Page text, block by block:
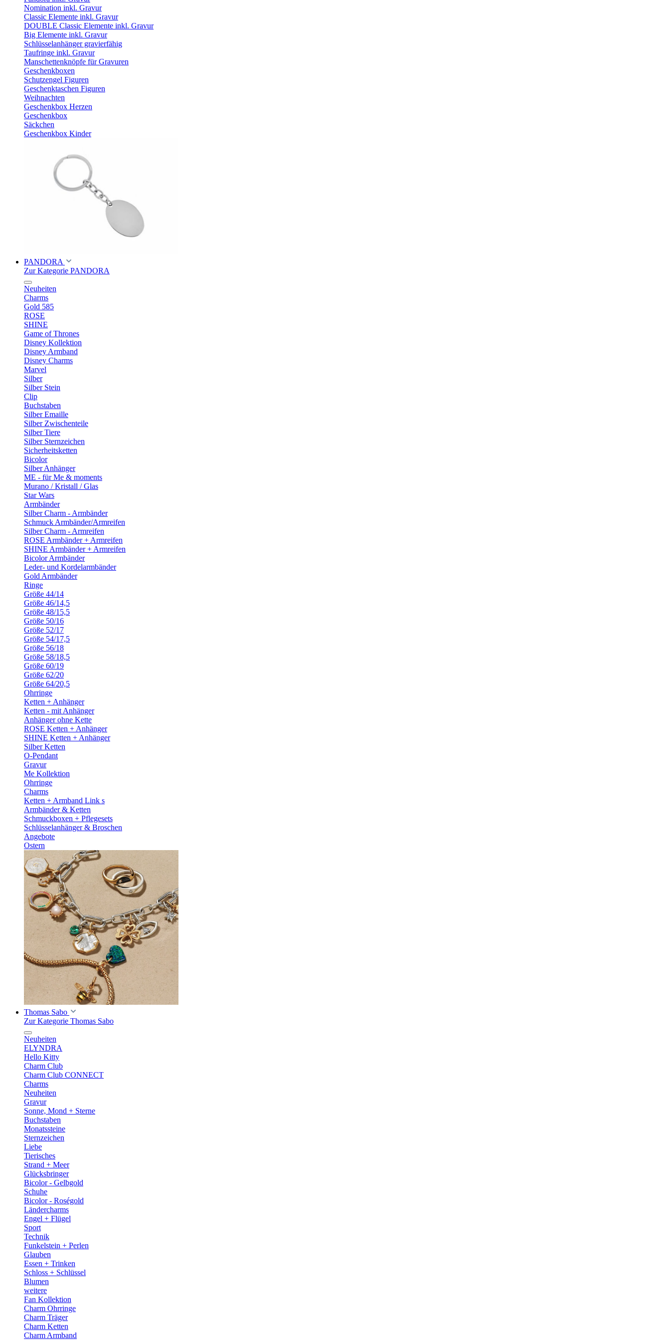
Nomination inkl. Gravur
Classic Elemente inkl. Gravur
DOUBLE Classic Elemente inkl. Gravur
Big Elemente inkl. Gravur
Schlüsselanhänger gravierfähig
Taufringe inkl. Gravur
Manschettenknöpfe für Gravuren
Geschenkboxen
Schutzengel Figuren
Geschenktaschen Figuren
Weihnachten
Geschenkbox Herzen
Geschenkbox
Säckchen
Geschenkbox Kinder
PANDORA
Zur Kategorie PANDORA
Neuheiten
Charms
Gold 585
ROSE
SHINE
Game of Thrones
Disney Kollektion
Disney Armband
Disney Charms
Marvel
Silber
Silber Stein
Clip
Buchstaben
Silber Emaille
Silber Zwischenteile
Silber Tiere
Silber Sternzeichen
Sicherheitsketten
Bicolor
Silber Anhänger
ME - für Me & moments
Murano / Kristall / Glas
Star Wars
Armbänder
Silber Charm - Armbänder
Schmuck Armbänder/Armreifen
Silber Charm - Armreifen
ROSE Armbänder + Armreifen
SHINE Armbänder + Armreifen
Bicolor Armbänder
Leder- und Kordelarmbänder
Gold Armbänder
Ringe
Größe 44/14
Größe 46/14,5
Größe 48/15,5
Größe 50/16
Größe 52/17
Größe 54/17,5
Größe 56/18
Größe 58/18,5
Größe 60/19
Größe 62/20
Größe 64/20,5
Ohrringe
Ketten + Anhänger
Ketten - mit Anhänger
Anhänger ohne Kette
ROSE Ketten + Anhänger
SHINE Ketten + Anhänger
Silber Ketten
O-Pendant
Gravur
Me Kollektion
Ohrringe
Charms
Ketten + Armband Link s
Armbänder & Ketten
Schmuckboxen + Pflegesets
Schlüsselanhänger & Broschen
Angebote
Ostern
Thomas Sabo
Zur Kategorie Thomas Sabo
Neuheiten
ELYNDRA
Hello Kitty
Charm Club
Charm Club CONNECT
Charms
Neuheiten
Gravur
Sonne, Mond + Sterne
Buchstaben
Monatssteine
Sternzeichen
Liebe
Tierisches
Strand + Meer
Glücksbringer
Bicolor - Gelbgold
Schuhe
Bicolor - Roségold
Ländercharms
Engel + Flügel
Sport
Technik
Funkelstein + Perlen
Glauben
Essen + Trinken
Schloss + Schlüssel
Blumen
weitere
Fan Kollektion
Charm Ohrringe
Charm Träger
Charm Ketten
Charm Armband